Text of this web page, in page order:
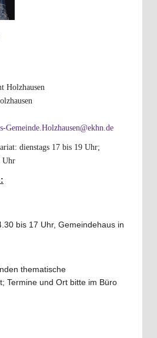
Holzhausen
Gemeinde.Holzhausen@ekhn.de
dienstags 17 bis 19 Uhr;
Uhr
bis 17 Uhr, Gemeindehaus in
thematische
Termine und Ort bitte im Büro